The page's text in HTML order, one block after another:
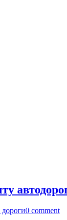
0 comment